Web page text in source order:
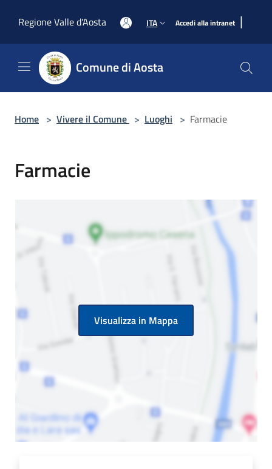
Regione Valle d'Aosta
ITA Accedi alla intranet |
Comune di Aosta
Home > Vivere il Comune > Luoghi > Farmacie
Farmacie
Visualizza in Mappa